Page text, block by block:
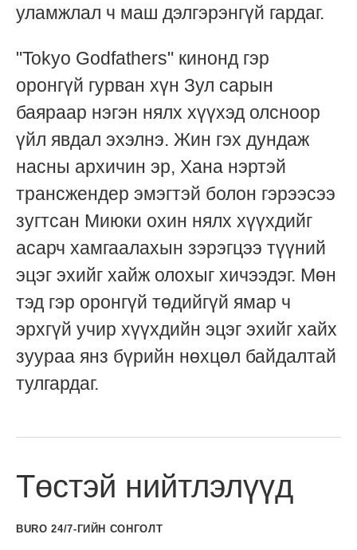
уламжлал ч маш дэлгэрэнгүй гардаг.
"Tokyo Godfathers" кинонд гэр
оронгүй гурван хүн Зул сарын
баяраар нэгэн нялх хүүхэд олсноор
үйл явдал эхэлнэ. Жин гэх дундаж
насны архичин эр, Хана нэртэй
трансжендер эмэгтэй болон гэрээсээ
зугтсан Миюки охин нялх хүүхдийг
асарч хамгаалахын зэрэгцээ түүний
эцэг эхийг хайж олохыг хичээдэг. Мөн
тэд гэр оронгүй төдийгүй ямар ч
эрхгүй учир хүүхдийн эцэг эхийг хайх
зуураа янз бүрийн нөхцөл байдалтай
тулгардаг.
Төстэй нийтлэлүүд
BURO 24/7-ГИЙН СОНГОЛТ